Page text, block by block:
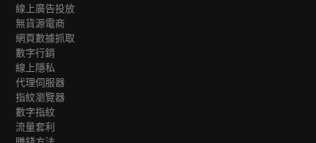
線上廣告投放
無貨源電商
網頁數據抓取
數字行銷
線上隱私
代理伺服器
指紋瀏覽器
數字指紋
流量套利